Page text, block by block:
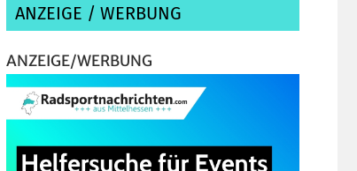
ANZEIGE / WERBUNG
ANZEIGE/WERBUNG